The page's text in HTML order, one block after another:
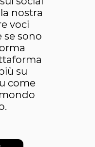
nostra
voci
se sono
su
come